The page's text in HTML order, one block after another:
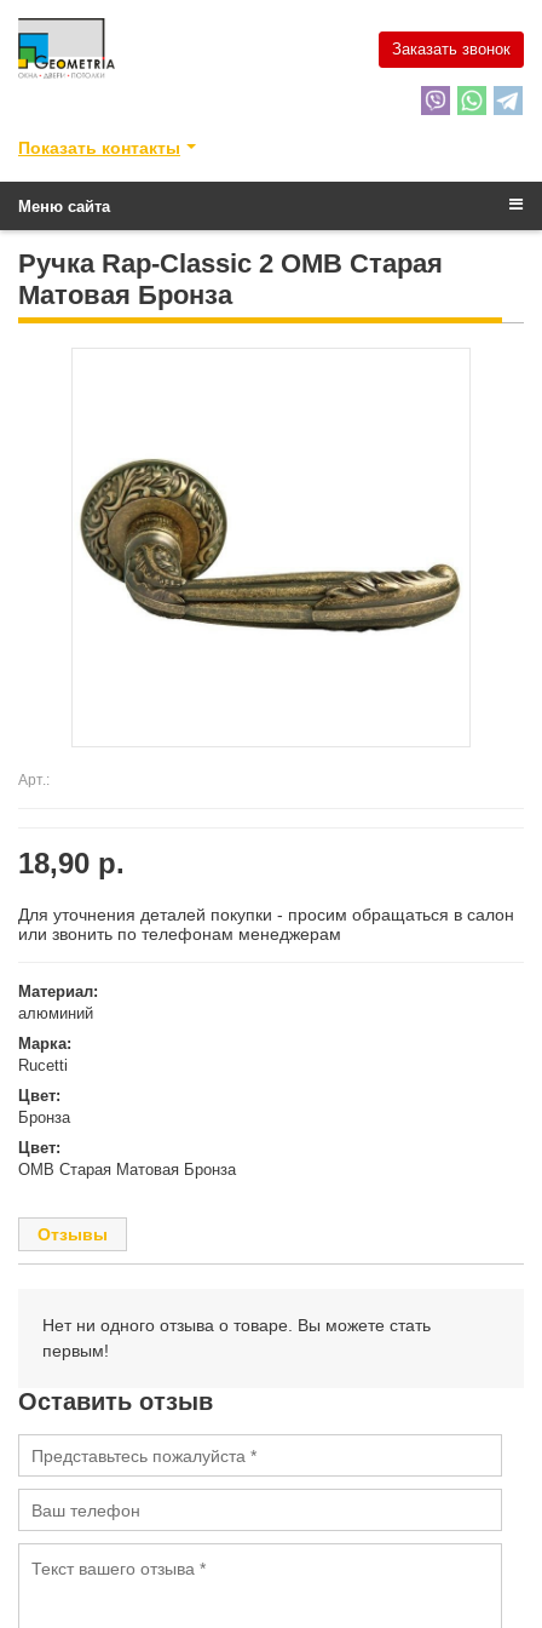
Заказать звонок
Показать контакты
Меню сайта
Ручка Rap-Classic 2 OMB Старая
Матовая Бронза
Арт.:
18,90 р.
Для уточнения деталей покупки - просим обращаться в салон
или звонить по телефонам менеджерам
Материал:
алюминий
Марка:
Rucetti
Цвет:
Бронза
Цвет:
OMB Старая Матовая Бронза
Отзывы
Нет ни одного отзыва о товаре. Вы можете стать
первым!
Оставить отзыв